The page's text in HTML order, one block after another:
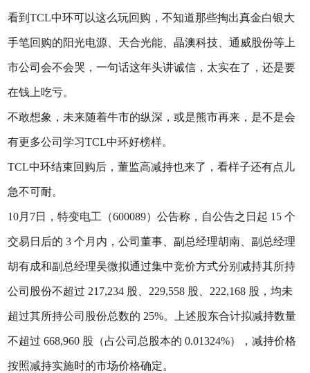
看到TCL中环可以这么玩回购，不知道那些掏出真金白银大
手笔回购的阳光电源、天合光能、晶澳科技、通威股份等上
市公司会不会哭，一句话这年头讲诚信，太实在了，还是要
在钱上吃亏。
不敢想象，未来随着牛市的纵深，或是熊市再来，是不是会
有更多公司学习TCL中环好榜样。
TCL中环结束回购后，董监高减持也来了，看样子还有点儿
急不可耐。
10月7日，特变电工（600089）公告称，自公告之日起 15 个
交易日后的 3 个月内，公司董事、副总经理胡南、副总经理
胡有成和副总经理吴微拟通过集中竞价方式分别减持其所持
公司股份不超过 217,234 股、229,558 股、222,168 股，均未
超过其所持公司股份总数的 25%。上述股东合计拟减持数量
不超过 668,960 股（占公司总股本的 0.01324%），减持价格
按照减持实施时的市场价格确定。